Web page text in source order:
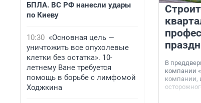
БПЛА. ВС РФ нанесли удары
по Киеву
10:30 «Основная цель —
уничтожить все опухолевые
клетки без остатка». 10-
летнему Ване требуется
помощь в борьбе с лимфомой
Ходжкина
В
компании
компании,